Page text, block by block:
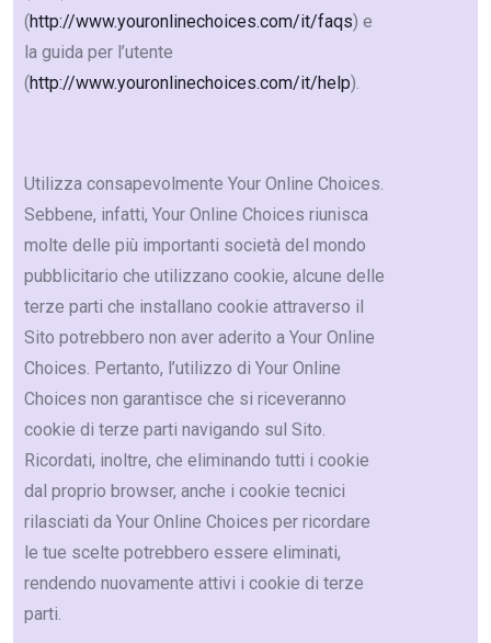
(http://www.youronlinechoices.com/it/faqs) e
la guida per l’utente
(http://www.youronlinechoices.com/it/help).
Utilizza consapevolmente Your Online Choices.
Sebbene, infatti, Your Online Choices riunisca
molte delle più importanti società del mondo
pubblicitario che utilizzano cookie, alcune delle
terze parti che installano cookie attraverso il
Sito potrebbero non aver aderito a Your Online
Choices. Pertanto, l’utilizzo di Your Online
Choices non garantisce che si riceveranno
cookie di terze parti navigando sul Sito.
Ricordati, inoltre, che eliminando tutti i cookie
dal proprio browser, anche i cookie tecnici
rilasciati da Your Online Choices per ricordare
le tue scelte potrebbero essere eliminati,
rendendo nuovamente attivi i cookie di terze
parti.